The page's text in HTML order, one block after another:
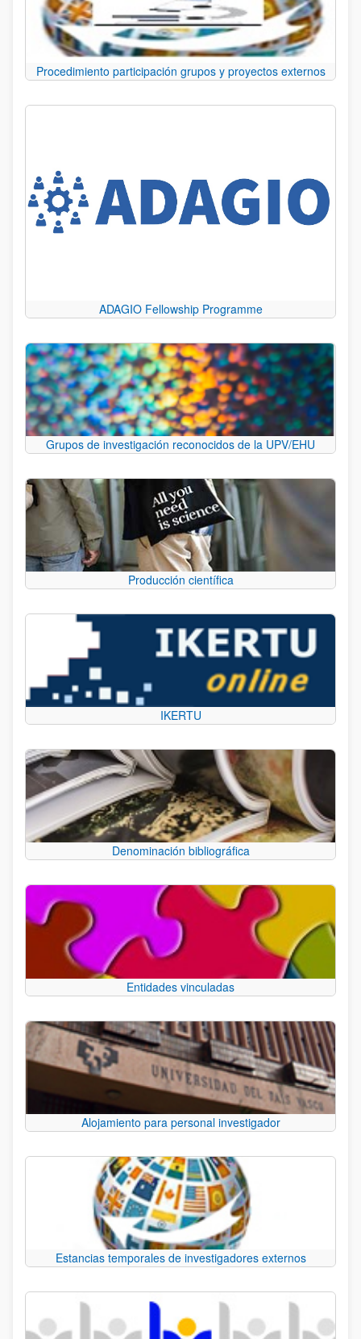
Procedimiento participación grupos y proyectos externos
ADAGIO Fellowship Programme
Grupos de investigación reconocidos de la UPV/EHU
Producción científica
IKERTU
Denominación bibliográfica
Entidades vinculadas
Alojamiento para personal investigador
Estancias temporales de investigadores externos